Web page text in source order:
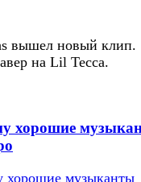
вышел новый клип.
на Lil Tecca.
хорошие